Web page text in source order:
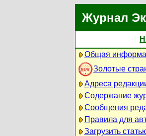
Журнал
Общая
Золотые
Адреса
Содержание
Сообщения
Правила для
Загрузить